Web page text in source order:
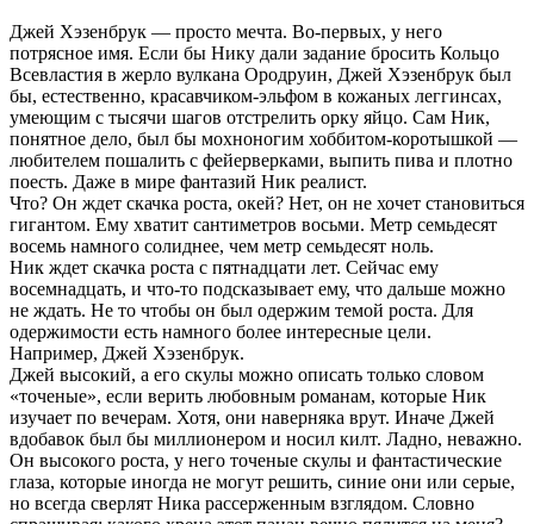
Джей Хэзенбрук — просто мечта. Во-первых, у него
потрясное имя. Если бы Нику дали задание бросить Кольцо
Всевластия в жерло вулкана Ородруин, Джей Хэзенбрук был
бы, естественно, красавчиком-эльфом в кожаных леггинсах,
умеющим с тысячи шагов отстрелить орку яйцо. Сам Ник,
понятное дело, был бы мохноногим хоббитом-коротышкой —
любителем пошалить с фейерверками, выпить пива и плотно
поесть. Даже в мире фантазий Ник реалист.
Что? Он ждет скачка роста, окей? Нет, он не хочет становиться
гигантом. Ему хватит сантиметров восьми. Метр семьдесят
восемь намного солиднее, чем метр семьдесят ноль.
Ник ждет скачка роста с пятнадцати лет. Сейчас ему
восемнадцать, и что-то подсказывает ему, что дальше можно
не ждать. Не то чтобы он был одержим темой роста. Для
одержимости есть намного более интересные цели.
Например, Джей Хэзенбрук.
Джей высокий, а его скулы можно описать только словом
«точеные», если верить любовным романам, которые Ник
изучает по вечерам. Хотя, они наверняка врут. Иначе Джей
вдобавок был бы миллионером и носил килт. Ладно, неважно.
Он высокого роста, у него точеные скулы и фантастические
глаза, которые иногда не могут решить, синие они или серые,
но всегда сверлят Ника рассерженным взглядом. Словно